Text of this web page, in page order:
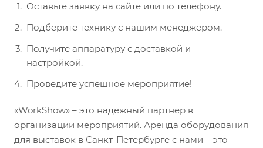
Оставьте заявку на сайте или по телефону.
Подберите технику с нашим менеджером.
Получите аппаратуру с доставкой и
настройкой.
Проведите успешное мероприятие!
«WorkShow» – это надежный партнер в
организации мероприятий. Аренда оборудования
для выставок в Санкт-Петербурге с нами – это